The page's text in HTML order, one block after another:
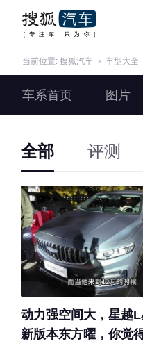
当前位置: 搜狐汽车 ＞ 车型大全
车系首页 图片
全部 评测
动力强空间大，星越
新版本东方曜，你觉